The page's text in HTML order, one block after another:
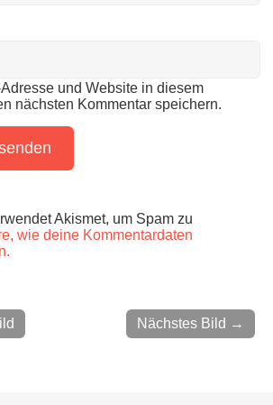
und Website in diesem
nächsten Kommentar speichern.
Akismet, um Spam zu
wie deine Kommentardaten
Nächstes Bild →